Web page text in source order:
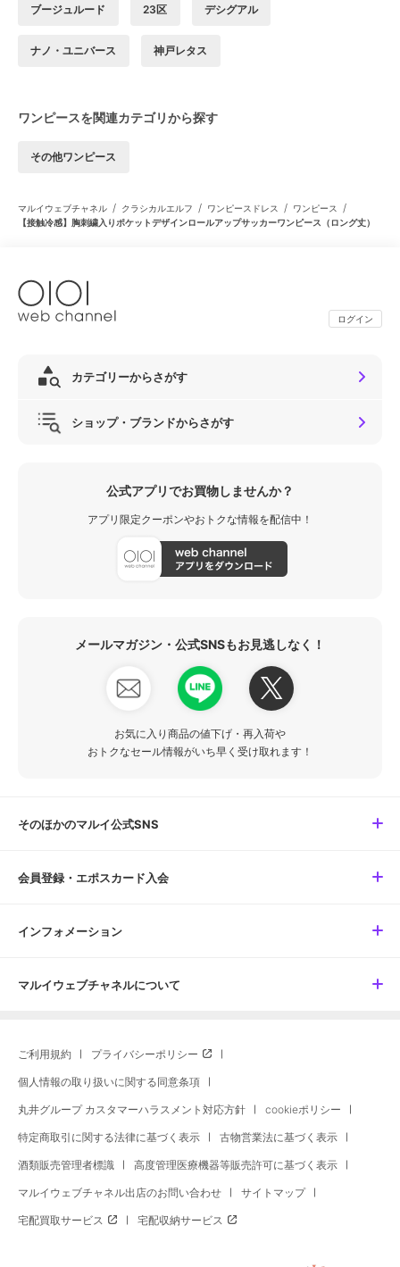
ブージュルード 23区 デシグアル
ナノ・ユニバース 神戸レタス
ワンピースを関連カテゴリから探す
その他ワンピース
マルイウェブチャネル / クラシカルエルフ / ワンピースドレス / ワンピース /
【接触冷感】胸刺繍入りポケットデザインロールアップサッカーワンピース（ロング丈）
ログイン
カテゴリーからさがす
ショップ・ブランドからさがす
公式アプリでお買物しませんか？
アプリ限定クーポンやおトクな情報を配信中！
メールマガジン・公式SNSもお見逃しなく！
お気に入り商品の値下げ・再入荷や
おトクなセール情報がいち早く受け取れます！
そのほかのマルイ公式SNS
会員登録・エポスカード入会
インフォメーション
マルイウェブチャネルについて
ご利用規約 プライバシーポリシー
個人情報の取り扱いに関する同意条項
丸井グループ カスタマーハラスメント対応方針 cookieポリシー
特定商取引に関する法律に基づく表示 古物営業法に基づく表示
酒類販売管理者標識 高度管理医療機器等販売許可に基づく表示
マルイウェブチャネル出店のお問い合わせ サイトマップ
宅配買取サービス 宅配収納サービス